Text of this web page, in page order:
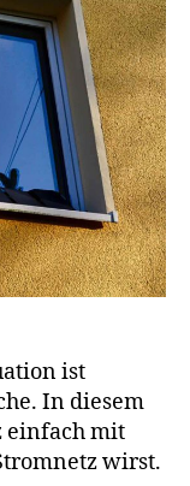
ist
In diesem
einfach mit
wirst.